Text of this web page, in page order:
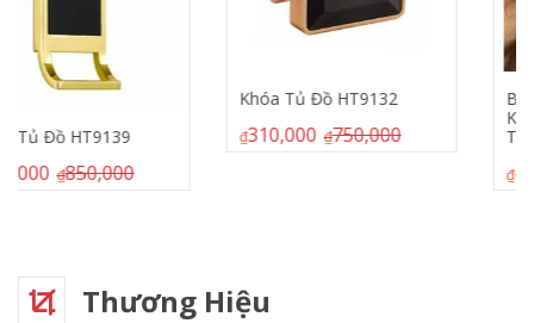
Khóa Tủ Đồ HT9132
₫ 310,000 ₫750,000
Bộ Công Tắc Tiết
Theo Phòng
Thương Hiệu